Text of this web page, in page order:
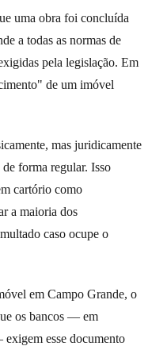
uma obra foi concluída
a todas as normas de
pela legislação. Em
de um imóvel
mas juridicamente
forma regular. Isso
cartório como
a maioria dos
caso ocupe o
em Campo Grande, o
os bancos — em
esse documento